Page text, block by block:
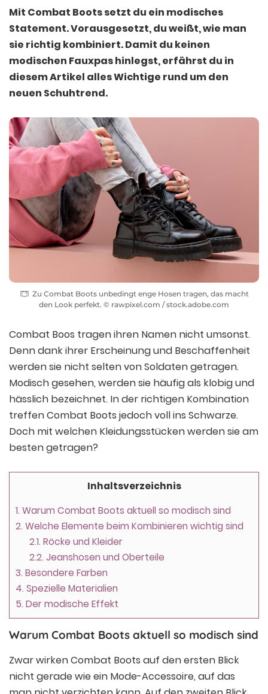
Mit Combat Boots setzt du ein modisches
Statement. Vorausgesetzt, du weißt, wie man
sie richtig kombiniert. Damit du keinen
modischen Fauxpas hinlegst, erfährst du in
diesem Artikel alles Wichtige rund um den
neuen Schuhtrend.
Zu Combat Boots unbedingt enge Hosen tragen, das macht
den Look perfekt. © rawpixel.com / stock.adobe.com
Combat Boos tragen ihren Namen nicht umsonst.
Denn dank ihrer Erscheinung und Beschaffenheit
werden sie nicht selten von Soldaten getragen.
Modisch gesehen, werden sie häufig als klobig und
hässlich bezeichnet. In der richtigen Kombination
treffen Combat Boots jedoch voll ins Schwarze.
Doch mit welchen Kleidungsstücken werden sie am
besten getragen?
Inhaltsverzeichnis
1. Warum Combat Boots aktuell so modisch sind
2. Welche Elemente beim Kombinieren wichtig sind
2.1. Röcke und Kleider
2.2. Jeanshosen und Oberteile
3. Besondere Farben
4. Spezielle Materialien
5. Der modische Effekt
Warum Combat Boots aktuell so modisch sind
Zwar wirken Combat Boots auf den ersten Blick
nicht gerade wie ein Mode-Accessoire, auf das